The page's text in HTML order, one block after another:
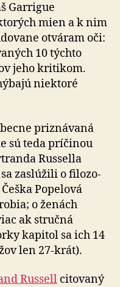
Garrigue
mien a k nim
otváram oči:
10 týchto
jeho kritikom.
niektoré
prizná­vaná
sú teda prí­či­nou
Russella
zaslú­žili o fi­lo­zo­
Popelová
o ženách
ak stručná
kapitol sa ich 14
len 27-krát).
Russell citovaný